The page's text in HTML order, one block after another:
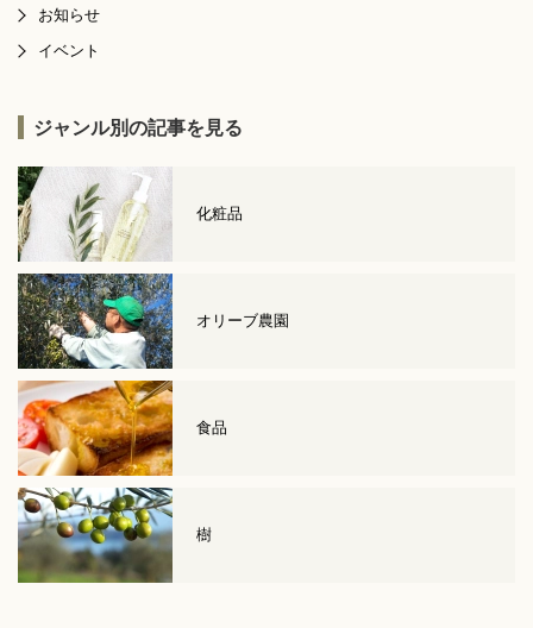
お知らせ
イベント
ジャンル別の記事を見る
化粧品
オリーブ農園
食品
樹